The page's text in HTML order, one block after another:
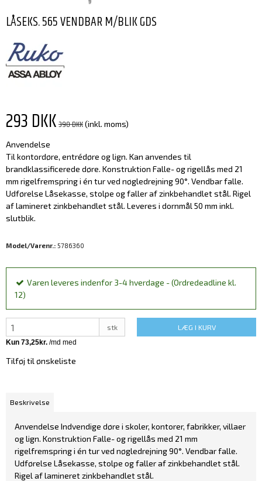
LÅSEKS. 565 VENDBAR M/BLIK GDS
293 DKK390 DKK(inkl. moms)
Anvendelse
Til kontordøre, entrédøre og lign. Kan anvendes til
brandklassificerede døre. Konstruktion Falle- og rigellås med 21
mm rigelfremspring i én tur ved nøgledrejning 90°. Vendbar falle.
Udførelse Låsekasse, stolpe og faller af zinkbehandlet stål. Rigel
af lamineret zinkbehandlet stål. Leveres i dornmål 50 mm inkl.
slutblik.
Model/Varenr.: 5786360
Varen leveres indenfor 3-4 hverdage - (Ordredeadline kl.
12)
stk LÆG I KURV
Tilføj til ønskeliste
Beskrivelse
Anvendelse Indvendige døre i skoler, kontorer, fabrikker, villaer
og lign. Konstruktion Falle- og rigellås med 21 mm
rigelfremspring i én tur ved nøgledrejning 90°. Vendbar falle.
Udførelse Låsekasse, stolpe og faller af zinkbehandlet stål.
Rigel af lamineret zinkbehandlet stål.